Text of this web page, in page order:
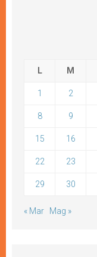
L M
1 2
8 9
15 16
22 23
29 30
« Mar Mag »